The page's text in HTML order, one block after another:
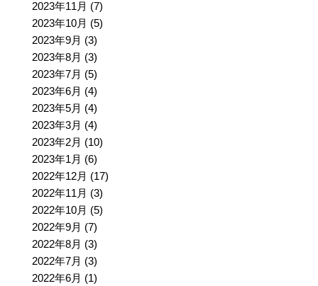
2023年11月 (7)
2023年10月 (5)
2023年9月 (3)
2023年8月 (3)
2023年7月 (5)
2023年6月 (4)
2023年5月 (4)
2023年3月 (4)
2023年2月 (10)
2023年1月 (6)
2022年12月 (17)
2022年11月 (3)
2022年10月 (5)
2022年9月 (7)
2022年8月 (3)
2022年7月 (3)
2022年6月 (1)